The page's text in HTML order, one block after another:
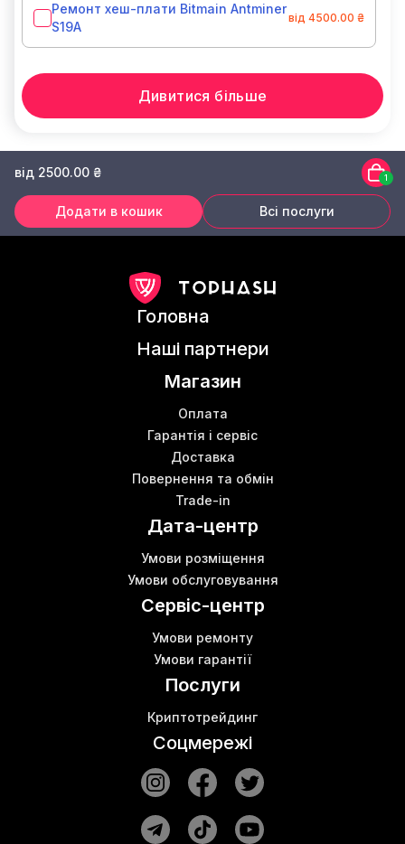
Ремонт хеш-плати Bitmain Antminer
S19A
від 4500.00 ₴
Дивитися більше
від 2500.00 ₴ 1
Додати в кошик Всі послуги
Головна
Наші партнери
Магазин
Оплата
Гарантія і сервіс
Доставка
Повернення та обмін
Trade-in
Дата-центр
Умови розміщення
Умови обслуговування
Сервіс-центр
Умови ремонту
Умови гарантії
Послуги
Криптотрейдинг
Соцмережі